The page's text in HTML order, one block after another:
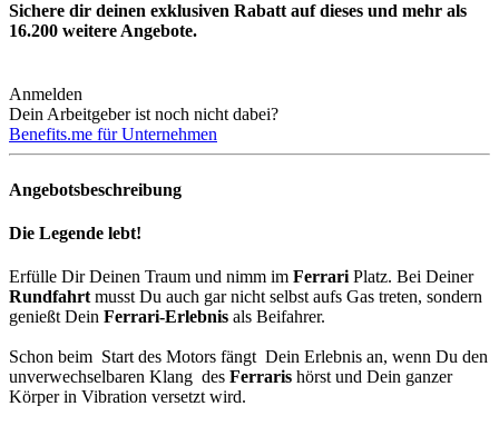
Sichere dir deinen exklusiven Rabatt auf dieses und mehr als
16.200 weitere Angebote.
Anmelden
Dein Arbeitgeber ist noch nicht dabei?
Benefits.me für Unternehmen
Angebotsbeschreibung
Die Legende lebt!
Erfülle Dir Deinen Traum und nimm im Ferrari Platz. Bei Deiner
Rundfahrt musst Du auch gar nicht selbst aufs Gas treten, sondern
genießt Dein Ferrari-Erlebnis als Beifahrer.
Schon beim Start des Motors fängt Dein Erlebnis an, wenn Du den
unverwechselbaren Klang des Ferraris hörst und Dein ganzer
Körper in Vibration versetzt wird.